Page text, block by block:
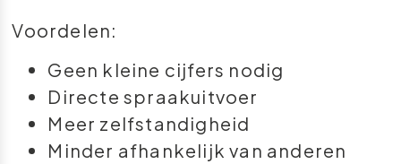
Voordelen:
Geen kleine cijfers nodig
Directe spraakuitvoer
Meer zelfstandigheid
Minder afhankelijk van anderen